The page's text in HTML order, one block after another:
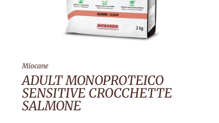
Miocane
ADULT MONOPROTEICO
SENSITIVE CROCCHETTE
SALMONE